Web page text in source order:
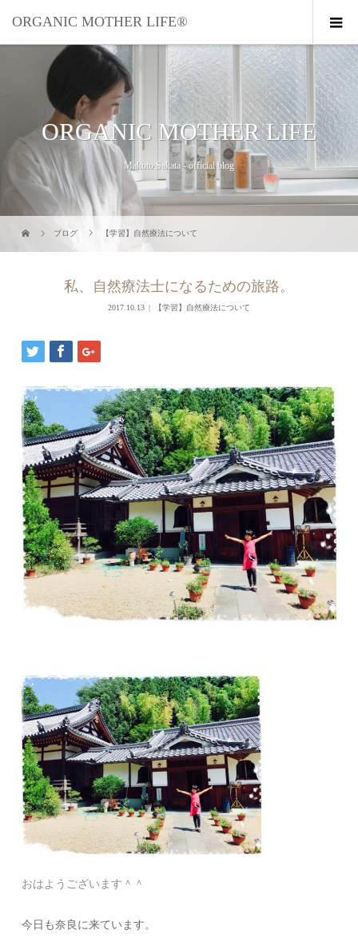
ORGANIC MOTHER LIFE®︎
ORGANIC MOTHER LIFE
Makoto Sakata - official blog
ブログ 【学習】自然療法について
私、自然療法士になるための旅路。
2017.10.13 【学習】自然療法について
おはようございます＾＾
今日も奈良に来ています。